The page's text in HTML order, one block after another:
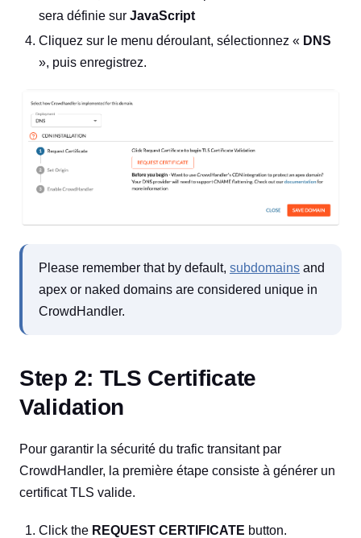
sera définie sur JavaScript
Cliquez sur le menu déroulant, sélectionnez « DNS
», puis enregistrez.
Please remember that by default, subdomains and
apex or naked domains are considered unique in
CrowdHandler.
Step 2: TLS Certificate
Validation
Pour garantir la sécurité du trafic transitant par
CrowdHandler, la première étape consiste à générer un
certificat TLS valide.
Click the REQUEST CERTIFICATE button.